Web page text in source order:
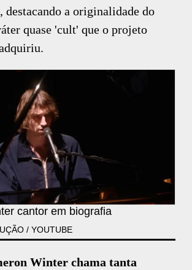
destacando a originalidade do
quase 'cult' que o projeto
cantor em biografia
/ YOUTUBE
Winter chama tanta